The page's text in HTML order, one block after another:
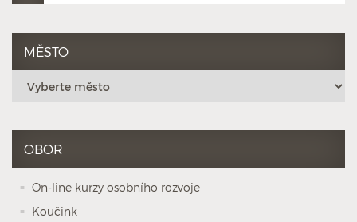
MĚSTO
OBOR
On-line kurzy osobního rozvoje
Koučink